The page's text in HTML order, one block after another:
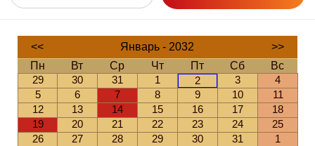
<< Январь - 2032
>>
Пн
Вт Ср Чт Пт Сб
Вс
29
30 31 1 2 3
4
5
6 7 8 9 10
11
12
13 14 15 16 17
18
19
20 21 22 23 24
25
26
27 28 29 30 31
1